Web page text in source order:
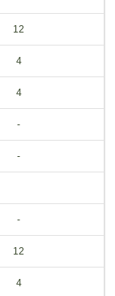
12
4
4
-
-
-
12
4